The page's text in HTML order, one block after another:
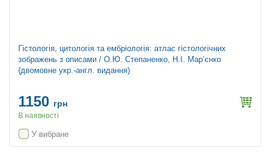
Гістологія, цитологія та ембріологія: атлас гістологічних
зображень з описами / О.Ю. Степаненко, Н.І. Мар’єнко
(двомовне укр.-англ. видання)
1150 грн
В наявності
У вибране